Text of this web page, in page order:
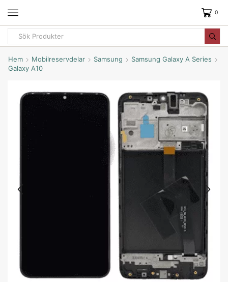
0
Hem Mobilreservdelar Samsung
Samsung Galaxy A Series
Galaxy A10